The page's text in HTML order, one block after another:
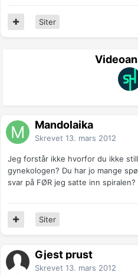
Siter
Mandolaika
Skrevet 13. mars 2012
Jeg forstår ikke hvorfor du ikke
gynekologen? Du har jo mange
svar på FØR jeg satte inn spiralen?
Siter
Gjest prust
Skrevet 13. mars 2012